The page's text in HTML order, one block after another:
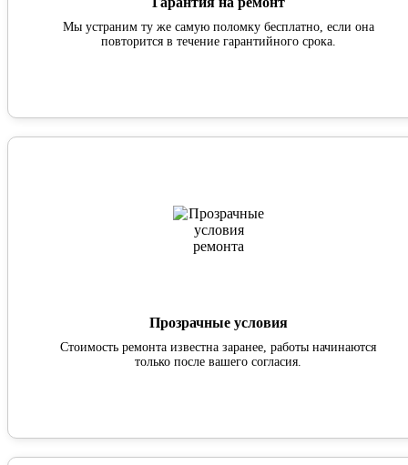
Мы устраним ту же самую поломку бесплатно, если она
повторится в течение гарантийного срока.
Прозрачные условия
Стоимость ремонта известна заранее, работы начинаются
только после вашего согласия.